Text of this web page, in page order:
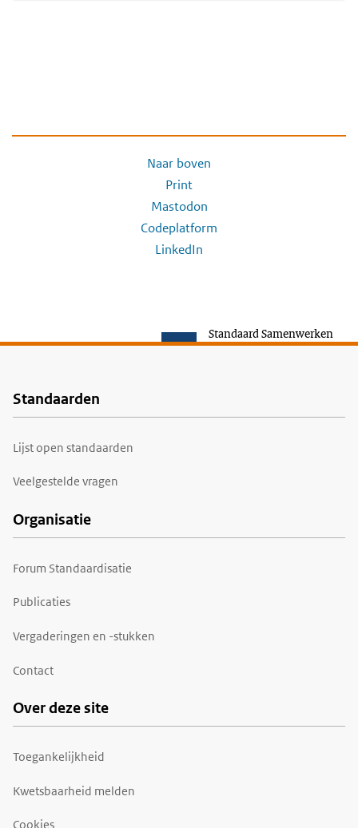
Naar boven
Print
Mastodon
Codeplatform
LinkedIn
Standaard Samenwerken
Voet
Standaarden
Lijst open standaarden
Veelgestelde vragen
Organisatie
Forum Standaardisatie
Publicaties
Vergaderingen en -stukken
Contact
Over deze site
Toegankelijkheid
Kwetsbaarheid melden
Cookies